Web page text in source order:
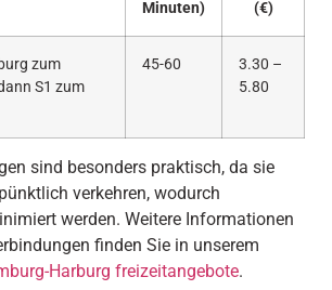
Minuten)
(€)
zum
S1 zum
45-60
3.30 –
5.80
sind besonders praktisch, da sie
verkehren, wodurch
werden. Weitere Informationen
finden Sie in unserem
Harburg freizeitangebote.